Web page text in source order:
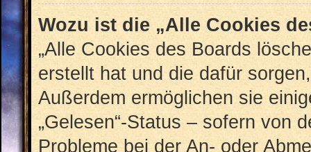
Wozu ist die „Alle Cookies
„Alle Cookies des Boards
erstellt hat und die dafür
Außerdem ermöglichen sie
„Gelesen“-Status – sofern von
Probleme bei der An- oder